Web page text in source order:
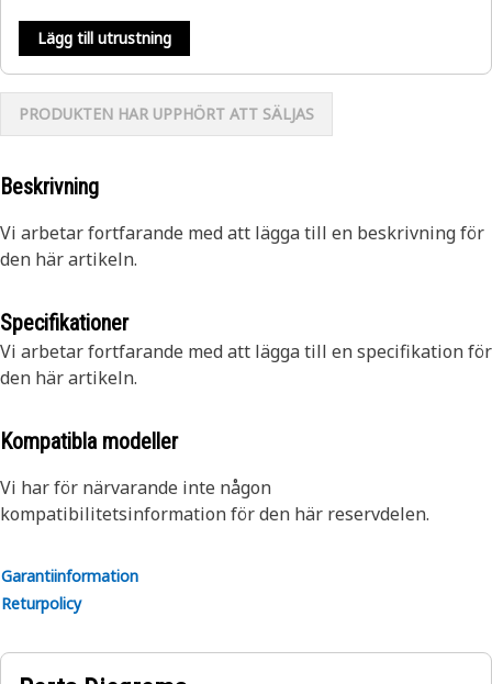
Lägg till utrustning
PRODUKTEN HAR UPPHÖRT ATT SÄLJAS
Beskrivning
Vi arbetar fortfarande med att lägga till en beskrivning för
den här artikeln.
Specifikationer
Vi arbetar fortfarande med att lägga till en specifikation för
den här artikeln.
Kompatibla modeller
Vi har för närvarande inte någon
kompatibilitetsinformation för den här reservdelen.
Garantiinformation
Returpolicy